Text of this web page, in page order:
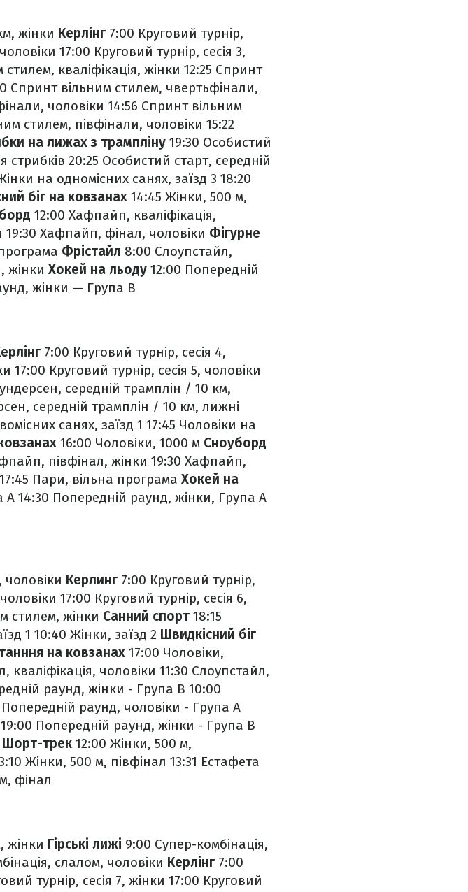
жінки Керлінг 7:00 Круговий турнір,
17:00 Круговий турнір, сесія 3,
кваліфікація, жінки 12:25 Спринт
Спринт вільним стилем, чвертьфінали,
чоловіки 14:56 Спринт вільним
стилем, півфінали, чоловіки 15:22
на лижах з трампліну 19:30 Особистий
стрибків 20:25 Особистий старт, середній
на одномісних санях, заїзд 3 18:20
біг на ковзанах 14:45 Жінки, 500 м,
12:00 Хафпайп, кваліфікація,
19:30 Хафпайп, фінал, чоловіки Фігурне
Фрістайл 8:00 Слоупстайл,
жінки Хокей на льоду 12:00 Попередній
жінки — Група В
7:00 Круговий турнір, сесія 4,
17:00 Круговий турнір, сесія 5, чоловіки
середній трамплін / 10 км,
середній трамплін / 10 км, лижні
санях, заїзд 1 17:45 Чоловіки на
16:00 Чоловіки, 1000 м Сноуборд
півфінал, жінки 19:30 Хафпайп,
17:45 Пари, вільна програма Хокей на
А 14:30 Попередній раунд, жінки, Група А
чоловіки Керлинг 7:00 Круговий турнір,
17:00 Круговий турнір, сесія 6,
стилем, жінки Санний спорт 18:15
1 10:40 Жінки, заїзд 2 Швидкісний біг
на ковзанах 17:00 Чоловіки,
кваліфікація, чоловіки 11:30 Слоупстайл,
раунд, жінки - Група В 10:00
Попередній раунд, чоловіки - Група А
19:00 Попередній раунд, жінки - Група В
Шорт-трек 12:00 Жінки, 500 м,
Жінки, 500 м, півфінал 13:31 Естафета
фінал
жінки Гірські лижі 9:00 Супер-комбінація,
слалом, чоловіки Керлінг 7:00
турнір, сесія 7, жінки 17:00 Круговий